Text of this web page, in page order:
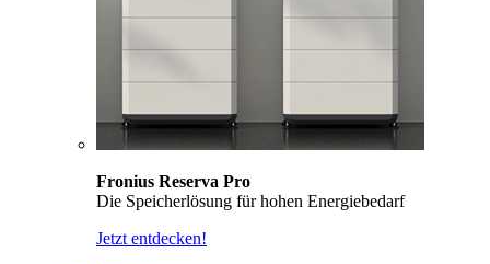
Fronius Reserva Pro
Die Speicherlösung für hohen Energiebedarf
Jetzt entdecken!